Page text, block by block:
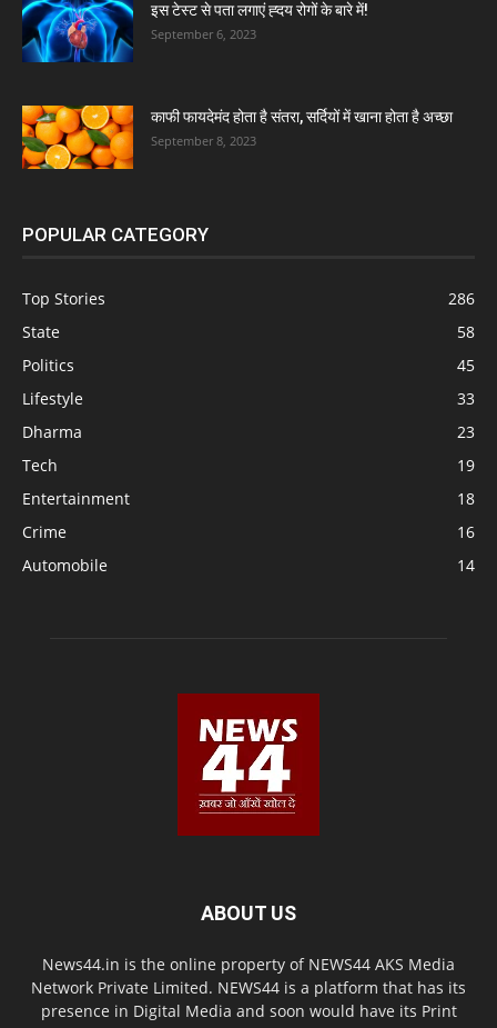
इस टेस्ट से पता लगाएं ह्दय रोगों के बारे में!
September 6, 2023
काफी फायदेमंद होता है संतरा, सर्दियों में खाना होता है अच्छा
September 8, 2023
POPULAR CATEGORY
Top Stories
286
State
58
Politics
45
Lifestyle
33
Dharma
23
Tech
19
Entertainment
18
Crime
16
Automobile
14
ABOUT US
News44.in is the online property of NEWS44 AKS Media
Network Private Limited. NEWS44 is a platform that has its
presence in Digital Media and soon would have its Print